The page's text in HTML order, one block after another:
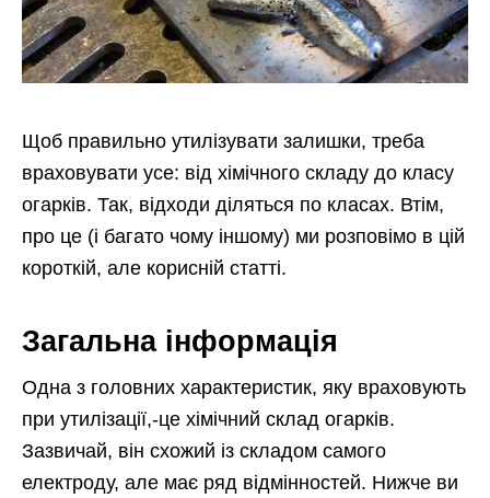
Щоб правильно утилізувати залишки, треба
враховувати усе: від хімічного складу до класу
огарків. Так, відходи діляться по класах. Втім,
про це (і багато чому іншому) ми розповімо в цій
короткій, але корисній статті.
Загальна інформація
Одна з головних характеристик, яку враховують
при утилізації,-це хімічний склад огарків.
Зазвичай, він схожий із складом самого
електроду, але має ряд відмінностей. Нижче ви